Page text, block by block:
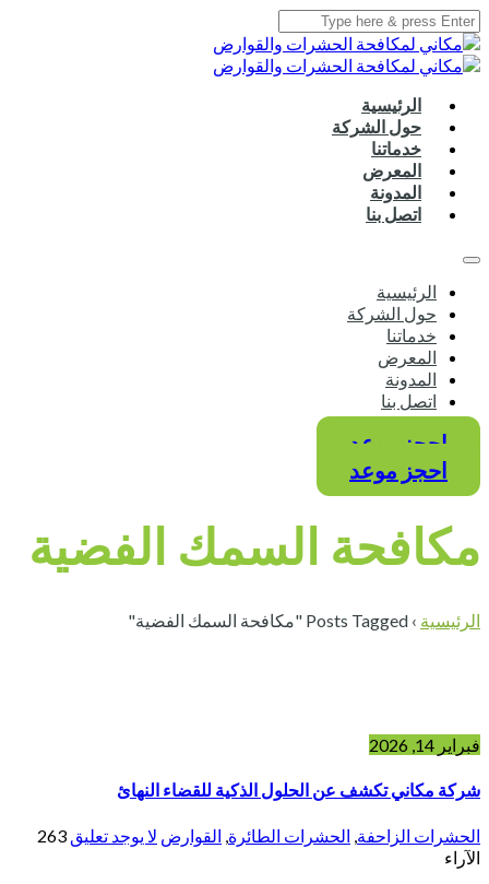
الرئيسية
حول الشركة
خدماتنا
المعرض
المدونة
اتصل بنا
الرئيسية
حول الشركة
خدماتنا
المعرض
المدونة
اتصل بنا
احجز موعد
احجز موعد
مكافحة السمك الفضية
الرئيسية › Posts Tagged "مكافحة السمك الفضية"
فبراير 14, 2026
شركة مكاني تكشف عن الحلول الذكية للقضاء النهائ
الحشرات الزاحفة الحشرات الطائرة القوارض لا يوجد تعليق 263
الآراء